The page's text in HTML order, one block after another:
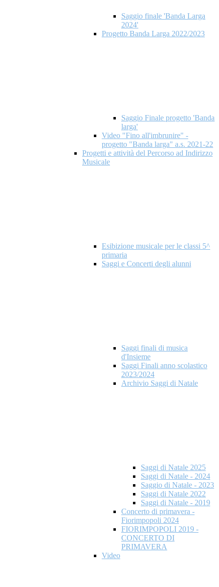
Saggio finale 'Banda Larga
2024'
Progetto Banda Larga 2022/2023
Saggio Finale progetto 'Banda
larga'
Video "Fino all'imbrunire" -
progetto "Banda larga" a.s. 2021-22
Progetti e attività del Percorso ad Indirizzo
Musicale
Esibizione musicale per le classi 5^
primaria
Saggi e Concerti degli alunni
Saggi finali di musica
d'Insieme
Saggi Finali anno scolastico
2023/2024
Archivio Saggi di Natale
Saggi di Natale 2025
Saggi di Natale - 2024
Saggio di Natale - 2023
Saggi di Natale 2022
Saggi di Natale - 2019
Concerto di primavera -
Fiorimpopoli 2024
FIORIMPOPOLI 2019 -
CONCERTO DI
PRIMAVERA
Video